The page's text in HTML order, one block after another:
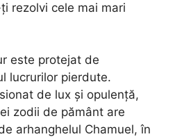
rezolvi cele mai mari
este protejat de
lucrurilor pierdute.
de lux și opulență,
zodii de pământ are
arhanghelul Chamuel, în